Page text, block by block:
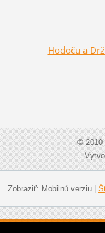
Hodoču a
© 2010
Zobraziť: Mobilnú verziu|